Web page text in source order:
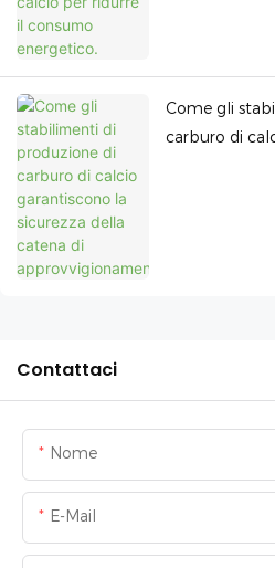
Come gli
carburo di
Contattaci
Nome
E-Mail